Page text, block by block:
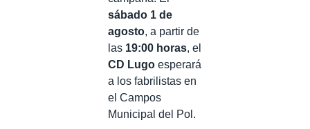
sábado 1 de
agosto, a partir de
las 19:00 horas, el
CD Lugo esperará
a los fabrilistas en
el Campos
Municipal del Pol.